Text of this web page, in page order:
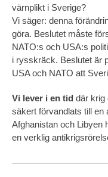
värnplikt i Sverige?
Vi säger: denna
göra. Beslutet måste
NATO:s och USA:s
i rysskräck. Beslutet är
USA och NATO att
Vi lever i en tid där krig
säkert förvandlats till en
Afghanistan och Libyen
en verklig